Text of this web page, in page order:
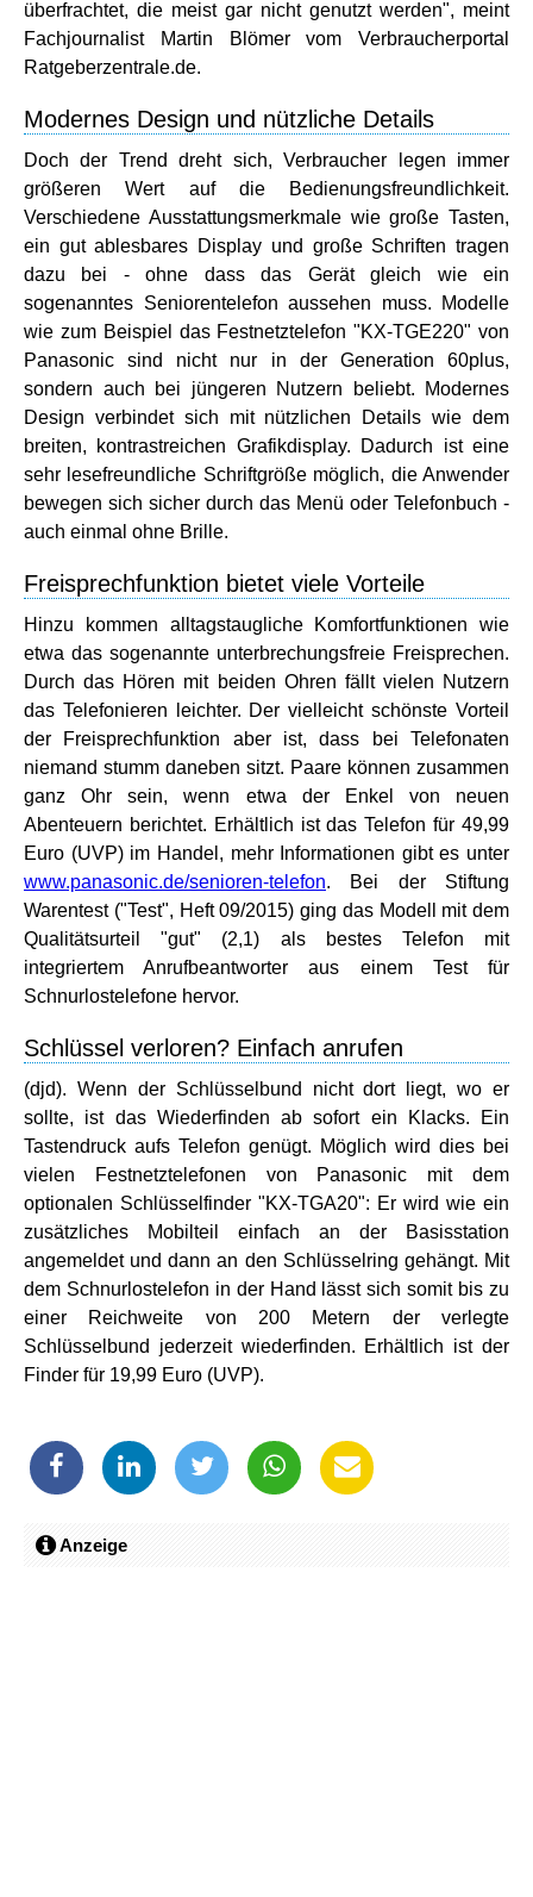
überfrachtet, die meist gar nicht genutzt werden", meint
Fachjournalist Martin Blömer vom Verbraucherportal
Ratgeberzentrale.de.
Modernes Design und nützliche Details
Doch der Trend dreht sich, Verbraucher legen immer
größeren Wert auf die Bedienungsfreundlichkeit.
Verschiedene Ausstattungsmerkmale wie große Tasten,
ein gut ablesbares Display und große Schriften tragen
dazu bei - ohne dass das Gerät gleich wie ein
sogenanntes Seniorentelefon aussehen muss. Modelle
wie zum Beispiel das Festnetztelefon "KX-TGE220" von
Panasonic sind nicht nur in der Generation 60plus,
sondern auch bei jüngeren Nutzern beliebt. Modernes
Design verbindet sich mit nützlichen Details wie dem
breiten, kontrastreichen Grafikdisplay. Dadurch ist eine
sehr lesefreundliche Schriftgröße möglich, die Anwender
bewegen sich sicher durch das Menü oder Telefonbuch -
auch einmal ohne Brille.
Freisprechfunktion bietet viele Vorteile
Hinzu kommen alltagstaugliche Komfortfunktionen wie
etwa das sogenannte unterbrechungsfreie Freisprechen.
Durch das Hören mit beiden Ohren fällt vielen Nutzern
das Telefonieren leichter. Der vielleicht schönste Vorteil
der Freisprechfunktion aber ist, dass bei Telefonaten
niemand stumm daneben sitzt. Paare können zusammen
ganz Ohr sein, wenn etwa der Enkel von neuen
Abenteuern berichtet. Erhältlich ist das Telefon für 49,99
Euro (UVP) im Handel, mehr Informationen gibt es unter
www.panasonic.de/senioren-telefon. Bei der Stiftung
Warentest ("Test", Heft 09/2015) ging das Modell mit dem
Qualitätsurteil "gut" (2,1) als bestes Telefon mit
integriertem Anrufbeantworter aus einem Test für
Schnurlostelefone hervor.
Schlüssel verloren? Einfach anrufen
(djd). Wenn der Schlüsselbund nicht dort liegt, wo er
sollte, ist das Wiederfinden ab sofort ein Klacks. Ein
Tastendruck aufs Telefon genügt. Möglich wird dies bei
vielen Festnetztelefonen von Panasonic mit dem
optionalen Schlüsselfinder "KX-TGA20": Er wird wie ein
zusätzliches Mobilteil einfach an der Basisstation
angemeldet und dann an den Schlüsselring gehängt. Mit
dem Schnurlostelefon in der Hand lässt sich somit bis zu
einer Reichweite von 200 Metern der verlegte
Schlüsselbund jederzeit wiederfinden. Erhältlich ist der
Finder für 19,99 Euro (UVP).
Anzeige